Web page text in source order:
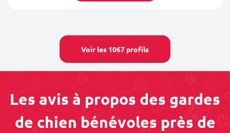
Voir les 1067 profils
Les avis à propos des gardes
de chien bénévoles près de